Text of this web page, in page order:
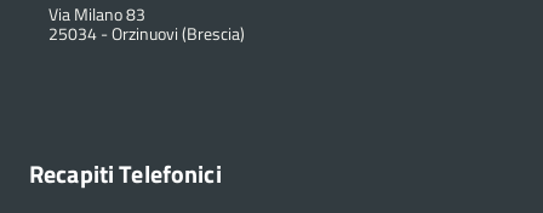
Via Milano 83
25034-Orzinuovi (Brescia)
Recapiti Telefonici